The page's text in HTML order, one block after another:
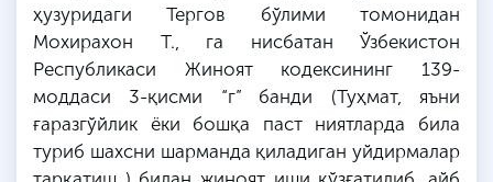
ҳузуридаги Тергов бўлими томонидан
Мохирахон Т., га нисбатан Ўзбекистон
Республикаси Жиноят кодексининг 139-
моддаси 3-қисми “г” банди (Туҳмат, яъни
ғаразгўйлик ёки бошқа паст ниятларда била
туриб шахсни шарманда қиладиган уйдирмалар